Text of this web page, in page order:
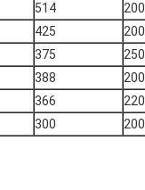
200
514
200
425
250
375
200
388
220
366
200
300